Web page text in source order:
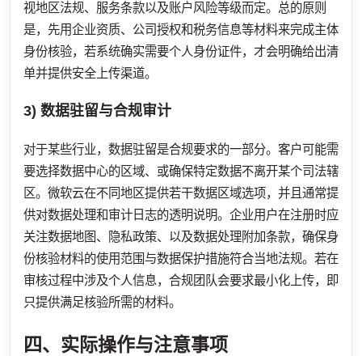
视地区法规、服务条款以及账户风险等级而定。总的原则
是，先用企业资质、公司授权和税务信息等材料来完成主体
身份核验，若系统确实需要个人身份证件，才会明确给出清
单并提供安全上传渠道。
3) 数据驻留与合规审计
对于某些行业，数据驻留是合规要求的一部分。客户可能需
要选择数据中心的区域、或确保特定数据不离开某个司法辖
区。微软云在不同地区提供若干数据区域选项，并且通常提
供对数据处理和审计日志的透明说明。企业用户在注册时应
关注数据地图、隐私政策、以及数据处理附加条款，确保身
份核验材料的使用范围与数据保护措施符合当地法规。若在
审核过程中涉及个人信息，合规团队会要求最小化上传，即
只提供满足核验所需的材料。
四、实际操作与注意事项